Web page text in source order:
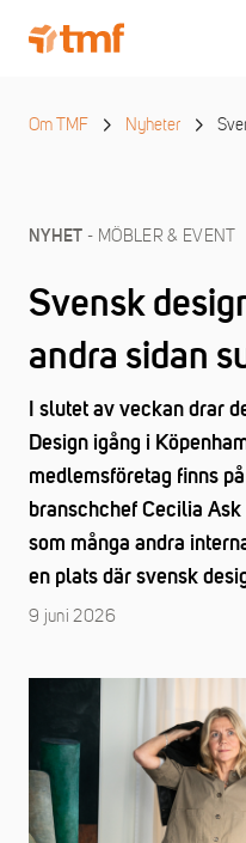
Om TMF Nyheter
NYHET - MÖBLER & EVENT
Svensk
andra sidan
I slutet av veckan drar
Design igång i
medlemsföretag finns
branschchef Cecilia
som många andra
en plats där svensk
9 juni 2026